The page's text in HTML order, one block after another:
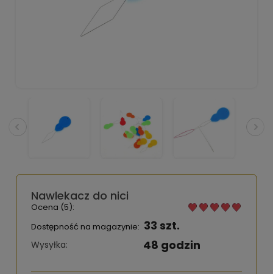
Nawlekacz do nici
Ocena (5):
Dostępność na magazynie: 33 szt.
Wysyłka: 48 godzin